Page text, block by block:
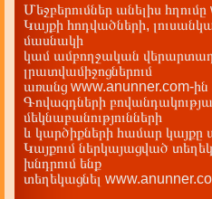
Մեջբերումներ անելիս
Կայքի հոդվածների,
մասնակի
կամ ամբողջական
լրատվամիջոցներում
առանց www.anunner.com-ին
Գովազդների
մեկնաբանությունների
և կարծիքների համար կայքը
Կայքում ներկայացված
խնդրում ենք
տեղեկացնել